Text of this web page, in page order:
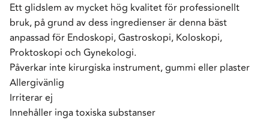
Ett glidslem av mycket hög kvalitet för professionellt
bruk, på grund av dess ingredienser är denna bäst
anpassad för Endoskopi, Gastroskopi, Koloskopi,
Proktoskopi och Gynekologi.
Påverkar inte kirurgiska instrument, gummi eller plaster
Allergivänlig
Irriterar ej
Innehåller inga toxiska substanser